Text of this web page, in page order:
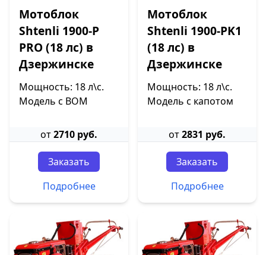
Мотоблок
Shtenli 1900-P
PRO (18 лс) в
Дзержинске
Мощность: 18 л\с.
Модель с ВОМ
от2710 руб.
Заказать
Подробнее
Мотоблок
Shtenli 1900-PK1
(18 лс) в
Дзержинске
Мощность: 18 л\с.
Модель с капотом
от2831 руб.
Заказать
Подробнее